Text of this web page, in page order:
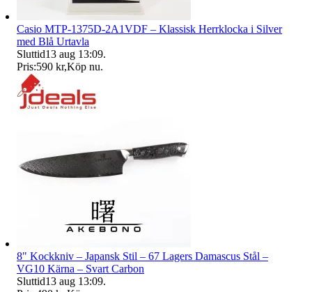
Casio MTP-1375D-2A1VDF – Klassisk Herrklocka i Silver
med Blå Urtavla
Sluttid13 aug 13:09.
Pris:590 kr,Köp nu.
8" Kockkniv – Japansk Stil – 67 Lagers Damascus Stål –
VG10 Kärna – Svart Carbon
Sluttid13 aug 13:09.